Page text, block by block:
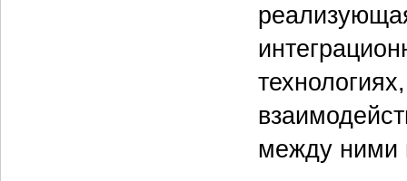
между ними